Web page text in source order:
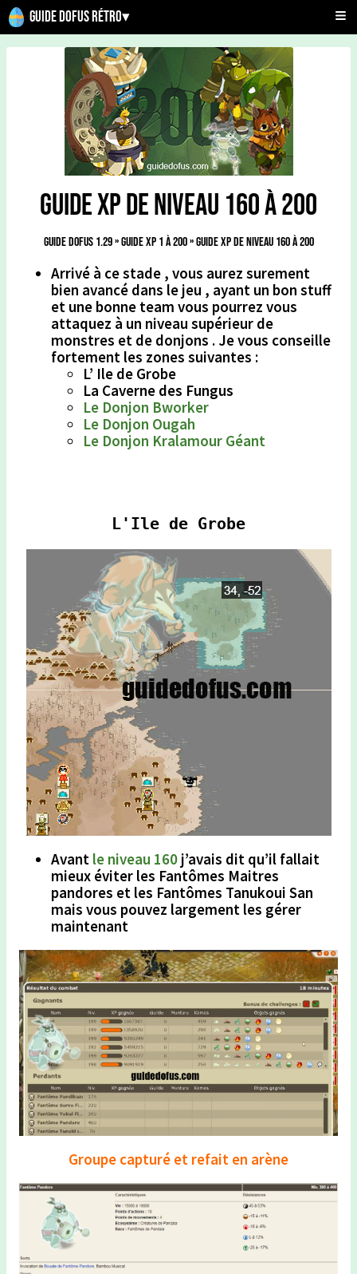
Guide Dofus Rétro▾
Guide xp de niveau 160 à 200
Guide Dofus 1.29»Guide xp 1 à 200»Guide xp de niveau 160 à 200
Arrivé à ce stade , vous aurez surement
bien avancé dans le jeu , ayant un bon stuff
et une bonne team vous pourrez vous
attaquez à un niveau supérieur de
monstres et de donjons . Je vous conseille
fortement les zones suivantes :
L’ Ile de Grobe
La Caverne des Fungus
Le Donjon Bworker
Le Donjon Ougah
Le Donjon Kralamour Géant
L'Ile de Grobe
Avant le niveau 160 j’avais dit qu’il fallait
mieux éviter les Fantômes Maitres
pandores et les Fantômes Tanukoui San
mais vous pouvez largement les gérer
maintenant
Groupe capturé et refait en arène